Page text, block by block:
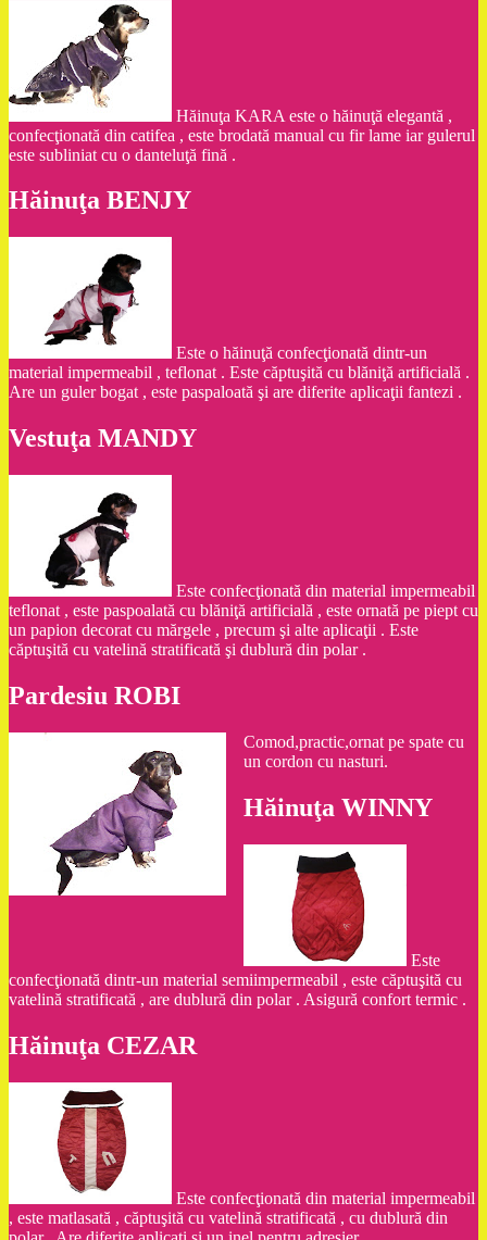
Hăinuţa KARA este o hăinuţă elegantă ,
confecţionată din catifea , este brodată manual cu fir lame iar gulerul
este subliniat cu o danteluţă fină .
Hăinuţa BENJY
Este o hăinuţă confecţionată dintr-un
material impermeabil , teflonat . Este căptuşită cu blăniţă artificială .
Are un guler bogat , este paspaloată şi are diferite aplicaţii fantezi .
Vestuţa MANDY
Este confecţionată din material impermeabil
teflonat , este paspoalată cu blăniţă artificială , este ornată pe piept cu
un papion decorat cu mărgele , precum şi alte aplicaţii . Este
căptuşită cu vatelină stratificată şi dublură din polar .
Pardesiu ROBI
Comod,practic,ornat pe spate cu
un cordon cu nasturi.
Hăinuţa WINNY
Este
confecţionată dintr-un material semiimpermeabil , este căptuşită cu
vatelină stratificată , are dublură din polar . Asigură confort termic .
Hăinuţa CEZAR
Este confecţionată din material impermeabil
, este matlasată , căptuşită cu vatelină stratificată , cu dublură din